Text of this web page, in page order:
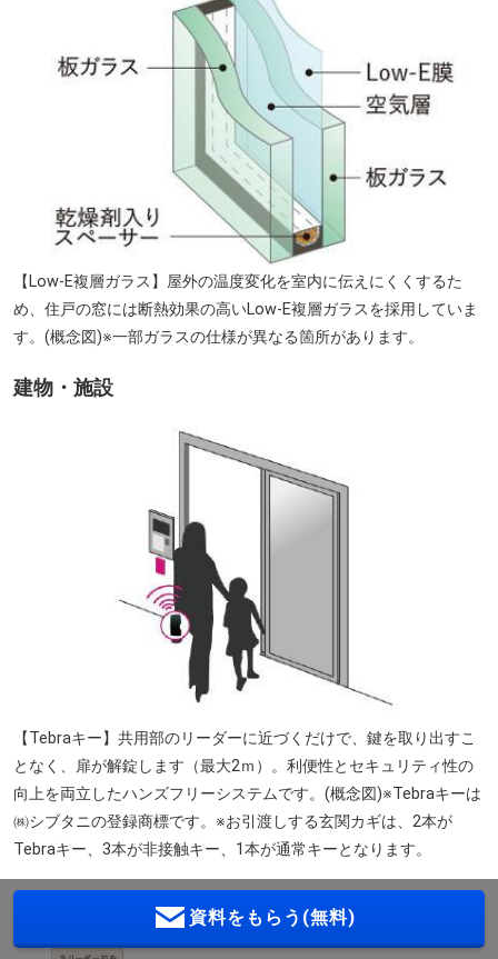
【Low-E複層ガラス】屋外の温度変化を室内に伝えにくくするた
め、住戸の窓には断熱効果の高いLow-E複層ガラスを採用していま
す。(概念図)※一部ガラスの仕様が異なる箇所があります。
建物・施設
【Tebraキー】共用部のリーダーに近づくだけで、鍵を取り出すこ
となく、扉が解錠します（最大2ｍ）。利便性とセキュリティ性の
向上を両立したハンズフリーシステムです。(概念図)※Tebraキーは
㈱シブタニの登録商標です。※お引渡しする玄関カギは、2本が
Tebraキー、3本が非接触キー、1本が通常キーとなります。
資料をもらう(無料)